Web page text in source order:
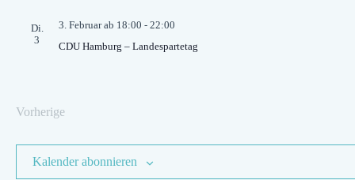
Di.
3
CDU Hamburg – Landespartetag
3. Februar ab 18:00 - 22:00
Vorherige
Kalender abonnieren